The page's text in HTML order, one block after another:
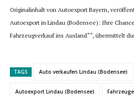
Originalinhalt von Autoexport Bayern,
Autoexport in Lindau (Bodensee): Ihre
Fahrzeugverkauf ins Ausland““, übermittelt
TAGS Auto verkaufen Lindau (Bodensee)
Autoexport Lindau (Bodensee)